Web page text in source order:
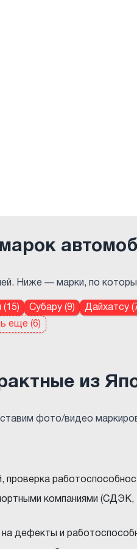
Ниже — марки, по
(15) Субару (9) Дайхатсу
еще (6)
из
фото/видео
компаниями
на дефекты и